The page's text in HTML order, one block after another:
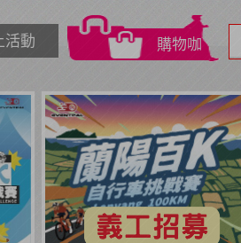
活動 購物咖